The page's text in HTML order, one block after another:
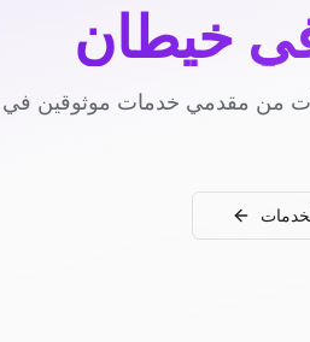
خيطان
من مقدمي خدمات موثوقين في